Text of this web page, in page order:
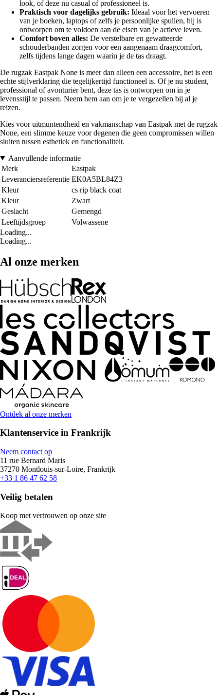
look, of deze nu casual of professioneel is.
Praktisch voor dagelijks gebruik: Ideaal voor het vervoeren
van je boeken, laptops of zelfs je persoonlijke spullen, hij is
ontworpen om te voldoen aan de eisen van je actieve leven.
Comfort boven alles: De verstelbare en gewatteerde
schouderbanden zorgen voor een aangenaam draagcomfort,
zelfs tijdens lange dagen waarin je de tas draagt.
De rugzak Eastpak None is meer dan alleen een accessoire, het is een
echte stijlverklaring die tegelijkertijd functioneel is. Of je nu student,
professional of avonturier bent, deze tas is ontworpen om in je
levensstijl te passen. Neem hem aan om je te vergezellen bij al je
reizen.
Kies voor uitmuntendheid en vakmanschap van Eastpak met de rugzak
None, een slimme keuze voor degenen die geen compromissen willen
sluiten tussen esthetiek en functionaliteit.
Aanvullende informatie
Merk
Eastpak
Leveranciersreferentie EK0A5BL84Z3
Kleur
cs rip black coat
Kleur
Zwart
Geslacht
Gemengd
Leeftijdsgroep
Volwassene
Loading...
Loading...
Al onze merken
Ontdek al onze merken
Klantenservice in Frankrijk
Neem contact op
11 rue Bernard Maris
37270 Montlouis-sur-Loire, Frankrijk
+33 1 86 47 62 58
Veilig betalen
Koop met vertrouwen op onze site